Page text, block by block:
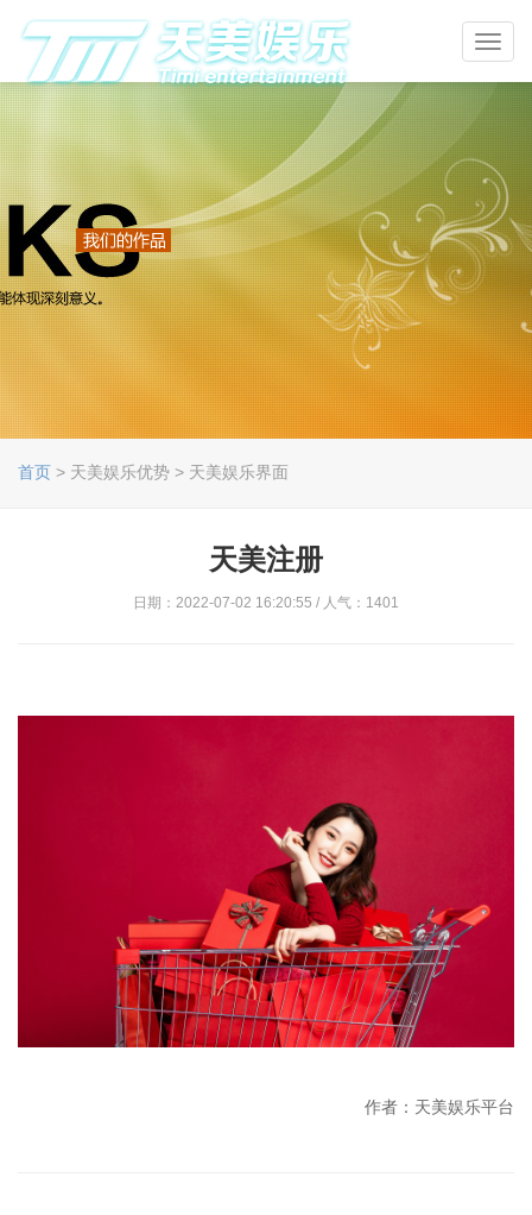
首页 > 天美娱乐优势 > 天美娱乐界面
天美注册
日期：2022-07-02 16:20:55 / 人气：1401
作者：天美娱乐平台